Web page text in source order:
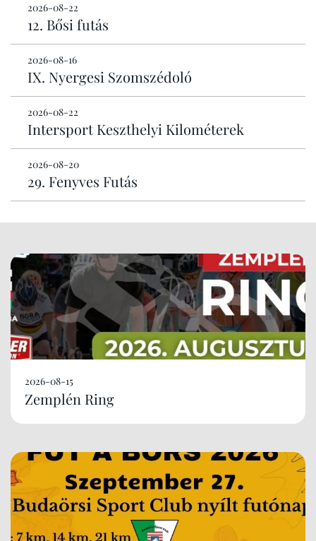
2026-08-22
12. Bősi futás
2026-08-16
IX. Nyergesi Szomszédoló
2026-08-22
Intersport Keszthelyi Kilométerek
2026-08-20
29. Fenyves Futás
2026-08-15
Zemplén Ring